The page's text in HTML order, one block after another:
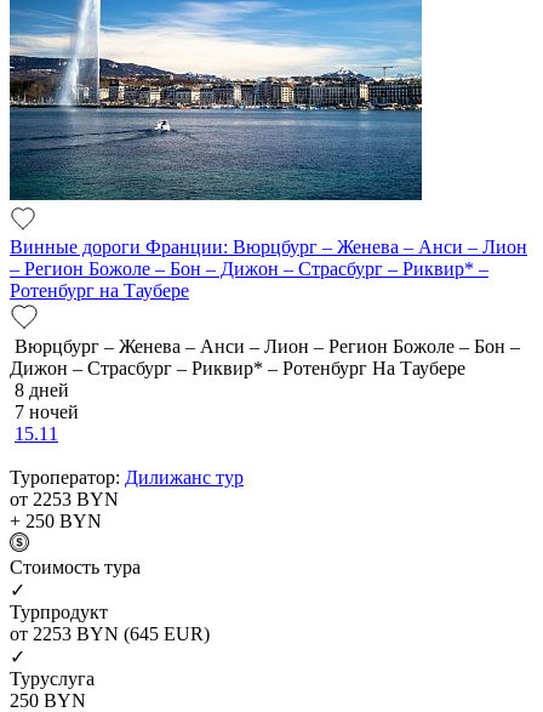
Винные дороги Франции: Вюрцбург – Женева – Анси – Лион
– Регион Божоле – Бон – Дижон – Страсбург – Риквир* –
Ротенбург на Таубере
Вюрцбург – Женева – Анси – Лион – Регион Божоле – Бон –
Дижон – Страсбург – Риквир* – Ротенбург На Таубере
8 дней
7 ночей
15.11
Туроператор: Дилижанс тур
от 2253 BYN
+ 250 BYN
Cтоимость тура
✓
Турпродукт
от 2253 BYN (645 EUR)
✓
Туруслуга
250 BYN